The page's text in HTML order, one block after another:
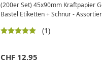
(200er Set) 45x90mm Kraftpapier
Bastel Etiketten + Schnur -
(1)
CHF 12.95